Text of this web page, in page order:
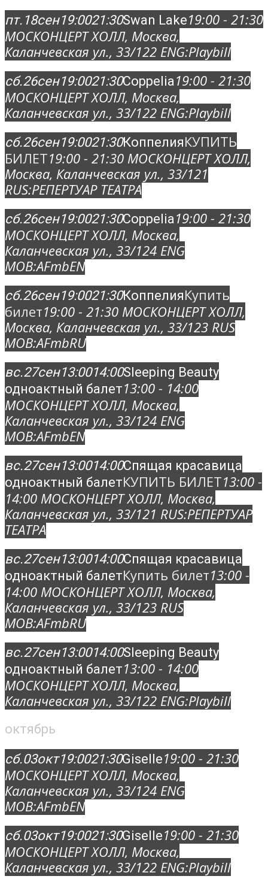
пт. 18сен19:0021:30Swan Lake19:00 - 21:30
МОСКОНЦЕРТ ХОЛЛ, Москва,
Каланчевская ул., 33/122 ENG:Playbill
сб.26сен19:0021:30Coppelia 19:00 - 21:30
МОСКОНЦЕРТ ХОЛЛ, Москва,
Каланчевская ул., 33/122 ENG:Playbill
сб.26сен19:0021:30КоппелияКУПИТЬ
БИЛЕТ19:00 - 21:30 МОСКОНЦЕРТ ХОЛЛ,
Москва, Каланчевская ул., 33/121
RUS:РЕПЕРТУАР ТЕАТРА
сб.26сен19:0021:30Coppelia 19:00 - 21:30
МОСКОНЦЕРТ ХОЛЛ, Москва,
Каланчевская ул., 33/124 ENG
MOB:AFmbEN
сб.26сен19:0021:30КоппелияКупить
билет19:00 - 21:30 МОСКОНЦЕРТ ХОЛЛ,
Москва, Каланчевская ул., 33/123 RUS
MOB:AFmbRU
вс.27сен13:0014:00Sleeping Beauty
одноактный балет13:00 - 14:00
МОСКОНЦЕРТ ХОЛЛ, Москва,
Каланчевская ул., 33/124 ENG
MOB:AFmbEN
вс.27сен13:0014:00Спящая красавица
одноактный балетКУПИТЬ БИЛЕТ13:00 -
14:00 МОСКОНЦЕРТ ХОЛЛ, Москва,
Каланчевская ул., 33/121 RUS:РЕПЕРТУАР
ТЕАТРА
вс.27сен13:0014:00Спящая красавица
одноактный балетКупить билет13:00 -
14:00 МОСКОНЦЕРТ ХОЛЛ, Москва,
Каланчевская ул., 33/123 RUS
MOB:AFmbRU
вс.27сен13:0014:00Sleeping Beauty
одноактный балет13:00 - 14:00
МОСКОНЦЕРТ ХОЛЛ, Москва,
Каланчевская ул., 33/122 ENG:Playbill
октябрь
сб.03окт19:0021:30Giselle19:00 - 21:30
МОСКОНЦЕРТ ХОЛЛ, Москва,
Каланчевская ул., 33/124 ENG
MOB:AFmbEN
сб.03окт19:0021:30Giselle19:00 - 21:30
МОСКОНЦЕРТ ХОЛЛ, Москва,
Каланчевская ул., 33/122 ENG:Playbill